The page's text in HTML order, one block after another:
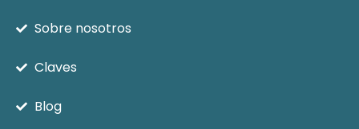
Sobre nosotros
Claves
Blog